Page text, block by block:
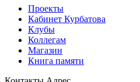
Проекты
Кабинет Курбатова
Клубы
Коллегам
Магазин
Книга памяти